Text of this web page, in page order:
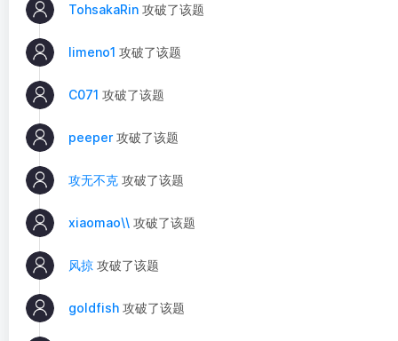
TohsakaRin 攻破了该题
limeno1 攻破了该题
C071 攻破了该题
peeper 攻破了该题
攻无不克 攻破了该题
xiaomao\\ 攻破了该题
风掠 攻破了该题
goldfish 攻破了该题